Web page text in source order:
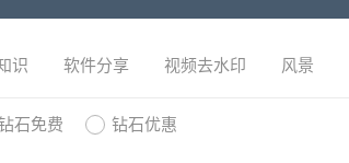
识 软件分享 视频去水印 风景
钻石免费 钻石优惠